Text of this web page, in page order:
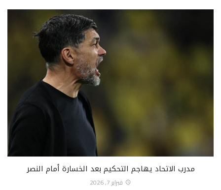
مدرب الاتحاد يهاجم التحكيم بعد الخسارة أمام النصر
فبراير 7, 2026